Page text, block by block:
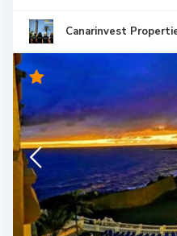
Canarinvest